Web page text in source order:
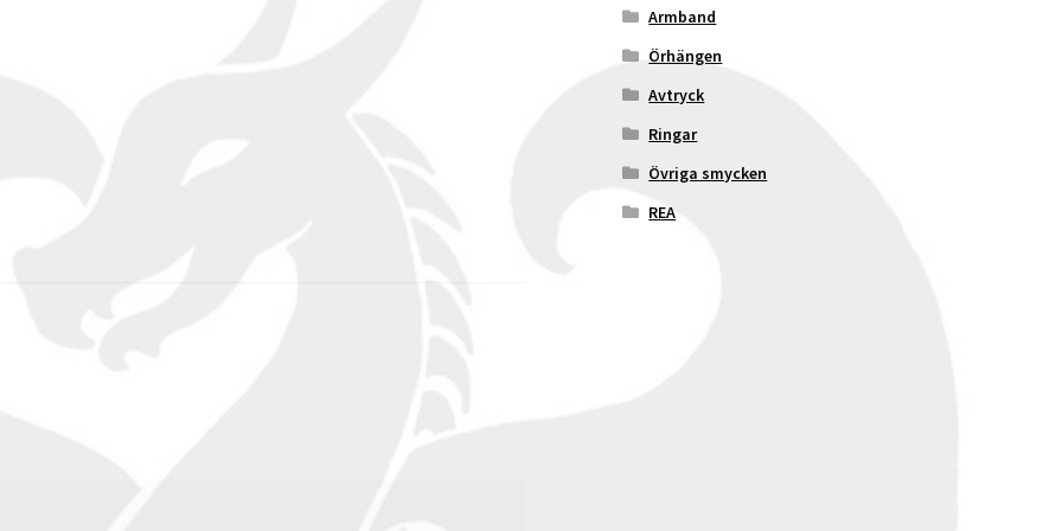
Armband
Örhängen
Avtryck
Ringar
Övriga smycken
REA